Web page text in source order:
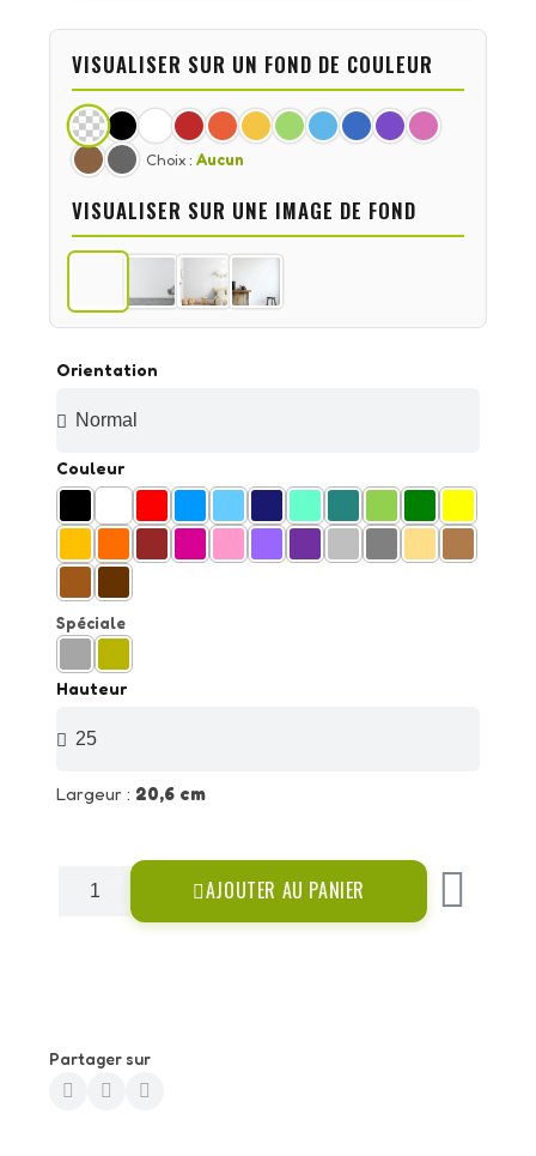
Orientation
Couleur
Spéciale
Hauteur
Largeur : 20,6 cm
AJOUTER AU PANIER
Partager sur
VISUALISER SUR UN FOND DE COULEUR
Choix : Aucun
VISUALISER SUR UNE IMAGE DE FOND